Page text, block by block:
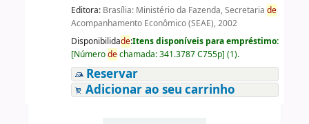
Editora: Brasília: Ministério da Fazenda, Secretaria de
Acompanhamento Econômico (SEAE), 2002
Disponibilidade:Itens disponíveis para empréstimo:
[Númerodechamada:341.3787 C755p] (1).
Reservar
Adicionar ao seu carrinho